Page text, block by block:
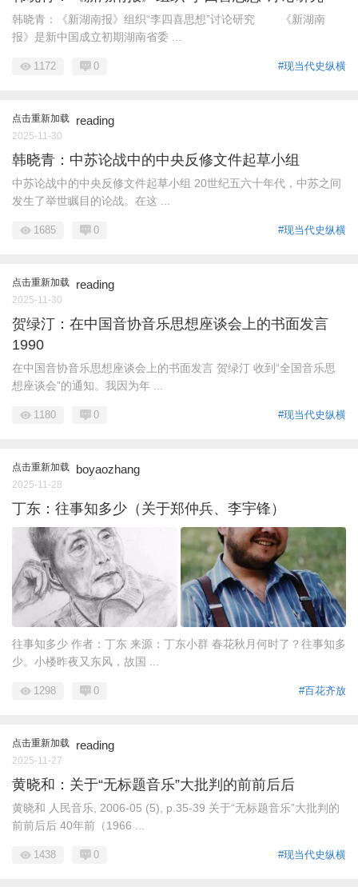
韩晓青：《新湖南报》组织“李四喜思想”讨论研究 《新湖南
报》是新中国成立初期湖南省委 ...
#现当代史纵横
1172 0
点击重新加载 reading
2025-11-30
韩晓青：中苏论战中的中央反修文件起草小组
中苏论战中的中央反修文件起草小组 20世纪五六十年代，中苏之间
发生了举世瞩目的论战。在这 ...
#现当代史纵横
1685 0
点击重新加载 reading
2025-11-30
贺绿汀：在中国音协音乐思想座谈会上的书面发言
1990
在中国音协音乐思想座谈会上的书面发言 贺绿汀 收到“全国音乐思
想座谈会”的通知。我因为年 ...
#现当代史纵横
1180 0
点击重新加载 boyaozhang
2025-11-28
丁东：往事知多少（关于郑仲兵、李宇锋）
往事知多少 作者：丁东 来源：丁东小群 春花秋月何时了？往事知多
少。小楼昨夜又东风，故国 ...
#百花齐放
1298 0
点击重新加载 reading
2025-11-27
黄晓和：关于“无标题音乐”大批判的前前后后
黄晓和 人民音乐, 2006-05 (5), p.35-39 关于“无标题音乐”大批判的
前前后后 40年前（1966 ...
#现当代史纵横
1438 0